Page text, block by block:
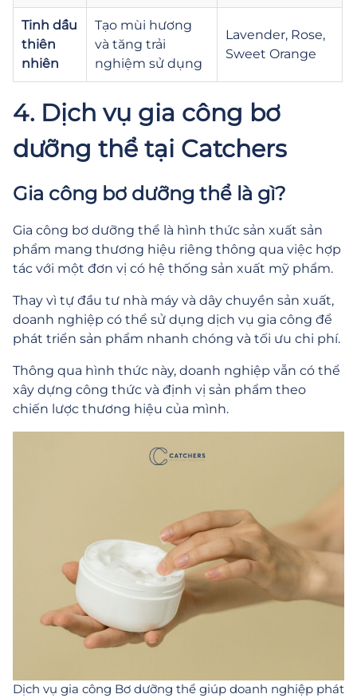
Tinh dầu
thiên
nhiên
Tạo mùi hương
và tăng trải
nghiệm sử dụng
Lavender, Rose,
Sweet Orange
4. Dịch vụ gia công bơ
dưỡng thể tại Catchers
Gia công bơ dưỡng thể là gì?
Gia công bơ dưỡng thể là hình thức sản xuất sản
phẩm mang thương hiệu riêng thông qua việc hợp
tác với một đơn vị có hệ thống sản xuất mỹ phẩm.
Thay vì tự đầu tư nhà máy và dây chuyền sản xuất,
doanh nghiệp có thể sử dụng dịch vụ gia công để
phát triển sản phẩm nhanh chóng và tối ưu chi phí.
Thông qua hình thức này, doanh nghiệp vẫn có thể
xây dựng công thức và định vị sản phẩm theo
chiến lược thương hiệu của mình.
Dịch vụ gia công Bơ dưỡng thể giúp doanh nghiệp phát